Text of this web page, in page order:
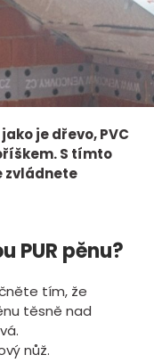
je dřevo, PVC
S tímto
zvládnete
PUR pěnu?
tím, že
těsně nad
nůž.